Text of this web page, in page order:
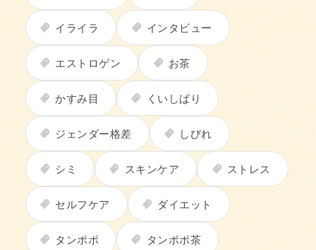
イライラ インタビュー
エストロゲン お茶
かすみ目 くいしばり
ジェンダー格差 しびれ
シミ スキンケア ストレス
セルフケア ダイエット
タンポポ タンポポ茶